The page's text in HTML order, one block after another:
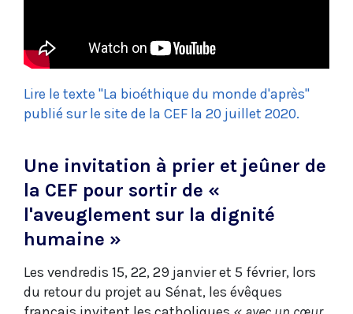
Lire le texte "La bioéthique du monde d'après"
publié sur le site de la CEF la 20 juillet 2020.
Une invitation à prier et jeûner de
la CEF pour sortir de «
l'aveuglement sur la dignité
humaine »
Les vendredis 15, 22, 29 janvier et 5 février, lors
du retour du projet au Sénat, les évêques